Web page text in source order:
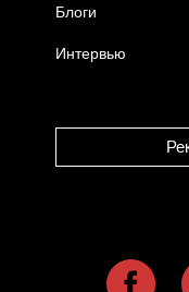
Блоги
Интервью